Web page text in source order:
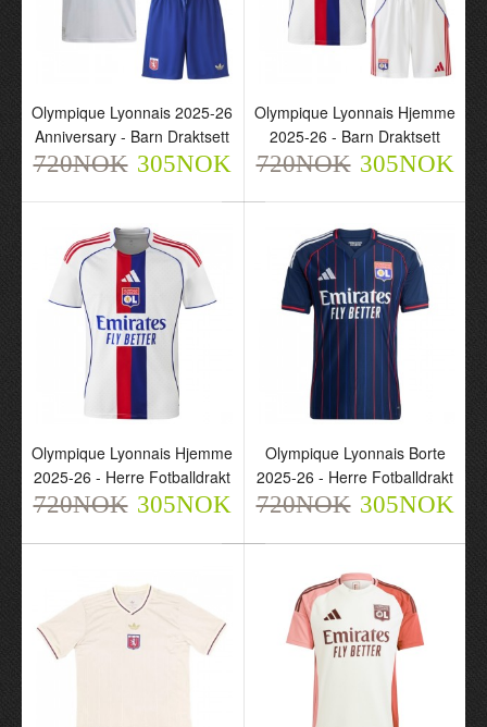
Olympique Lyonnais Pre-
Match 2025-26 - Herre
Fotballdrakt
720NOK 305NOK
Olympique Lyonnais
Barn Draktsett
720NOK 305NOK
Olympique Lyonnais
Draktsett
720NOK 305NOK
Olympique Lyonnais 2025-26
Anniversary - Barn Draktsett
720NOK 305NOK
Olympique Lyonnais Hjemme
2025-26 - Barn Draktsett
720NOK 305NOK
Olympique Lyonnais Hjemme
2025-26 - Herre Fotballdrakt
720NOK 305NOK
Olympique Lyonnais Borte
2025-26 - Herre Fotballdrakt
720NOK 305NOK